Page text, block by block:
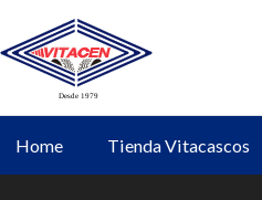
Home Tienda Vitacascos